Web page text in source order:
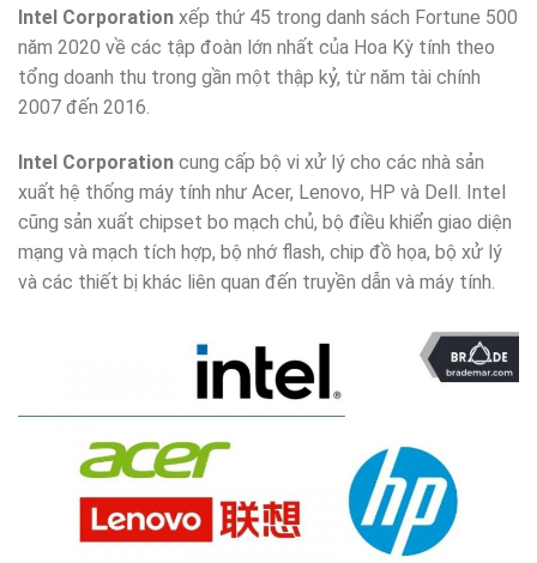
Intel Corporation xếp thứ 45 trong danh sách Fortune 500
năm 2020 về các tập đoàn lớn nhất của Hoa Kỳ tính theo
tổng doanh thu trong gần một thập kỷ, từ năm tài chính
2007 đến 2016.
Intel Corporation cung cấp bộ vi xử lý cho các nhà sản
xuất hệ thống máy tính như Acer, Lenovo, HP và Dell. Intel
cũng sản xuất chipset bo mạch chủ, bộ điều khiển giao diện
mạng và mạch tích hợp, bộ nhớ flash, chip đồ họa, bộ xử lý
và các thiết bị khác liên quan đến truyền dẫn và máy tính.